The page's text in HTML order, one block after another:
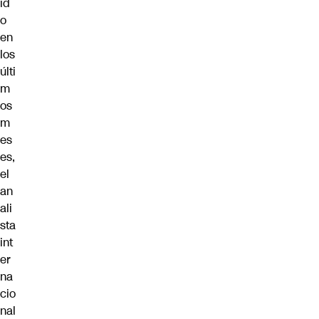
o
en
los
últi
m
os
m
es
es,
el
an
ali
sta
int
er
na
cio
nal